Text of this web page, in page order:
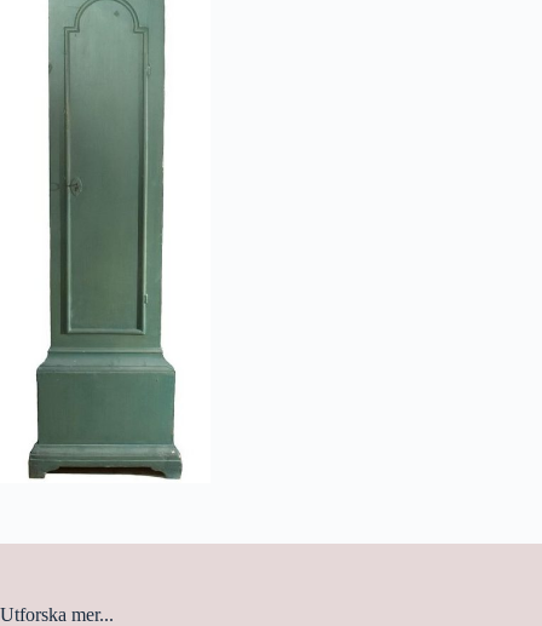
Utforska mer...